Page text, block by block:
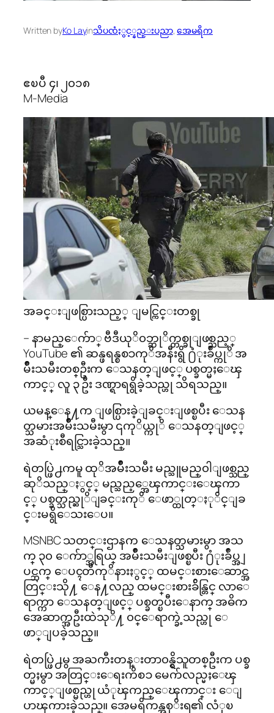
Written byKo Layinသိပၸံႏွင့္နည္းပညာ, အေမရိက
ဧၿပီ ၄၊ ၂၀၁၈
M-Media
အခင္းျဖစ္ပြားသည့္ ျမင္ကြင္းတစ္ခု
– နာမည္ေက်ာ္ ဗီဒီယုိ၀ဘ္ဆုိက္တစ္ခုျဖစ္သည့္
YouTube ၏ ဆန္ဖရန္စစၥကုိအနီးရွိ ႐ံုးခ်ဳပ္ကုိ အ
မ်ိဳးသမီးတစ္ဦးက ေသနတ္ျဖင့္ ပစ္ခတ္မႈေၾ
ကာင့္ လူ ၃ ဦး ဒဏ္ရာရရွိခဲ့သည္ဟု သိရသည္။
ယမန္ေန႔က ျဖစ္ပြားခဲ့ျခင္းျဖစ္ၿပီး ေသန
တ္သမားအမ်ိဳးသမီးမွာ ၎ကုိယ္ကုိ ေသနတ္ျဖင့္
အဆံုးစီရင္သြားခဲ့သည္။
ရဲတပ္ဖြဲ႕ကမူ ထုိအမ်ိဳးသမီး မည္သူမည္၀ါျဖစ္သည္
ဆုိသည္ႏွင့္ မည္သည့္အေၾကာင္းေၾကာ
င့္ ပစ္ခတ္သည္ဆုိျခင္းကုိ ေဖာ္ထုတ္ႏုိင္ျခ
င္းမရွိေသးေပ။
MSNBC သတင္းဌာနက ေသနတ္သမားမွာ အသ
က္ ၃၀ ေက်ာ္အရြယ္ အမ်ိဳးသမီးျဖစ္ၿပီး ႐ံုးခ်ဳပ္အျ
ပင္ဘက္ ေပၚတီကုိနားႏွင့္ ထမင္းစားေဆာင္အ
တြင္းသို႔ ေန႔လည္ ထမင္းစားခ်ိန္တြင္ လာေ
ရာက္ကာ ေသနတ္ျဖင့္ ပစ္ခတ္ၿပီးေနာက္ အဓိက
အေဆာက္အဦးထဲသုိ႔ ၀င္ေရာက္ခဲ့သည္ဟု ေ
ဖာ္ျပခဲ့သည္။
ရဲတပ္ဖြဲ႕မွ အႀကီးတန္းတာ၀န္ရွိသူတစ္ဦးက ပစ္ခ
တ္မႈမွာ အတြင္းေရးကိစၥ မေက်လည္မႈေၾ
ကာင့္ျဖစ္မည္ဟု ယံုၾကည္ေၾကာင္း ေျ
ပာၾကားခဲ့သည္။ အေမရိကန္အစုိးရ၏ လံုၿ